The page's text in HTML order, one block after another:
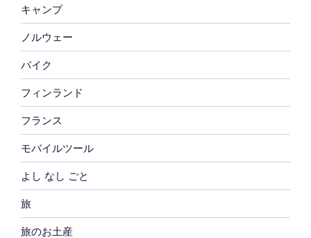
キャンプ
ノルウェー
バイク
フィンランド
フランス
モバイルツール
よし なし ごと
旅
旅のお土産